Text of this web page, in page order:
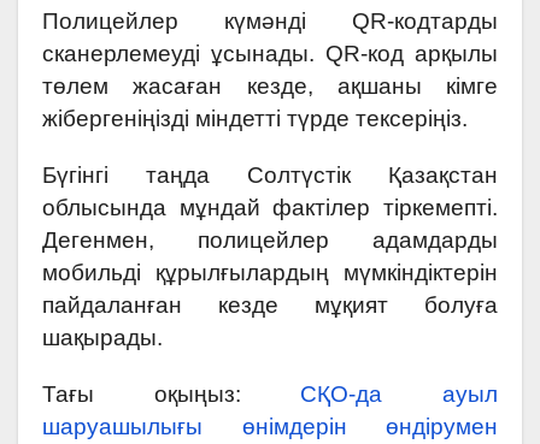
Полицейлер күмәнді QR-кодтарды
сканерлемеуді ұсынады. QR-код арқылы
төлем жасаған кезде, ақшаны кімге
жібергеніңізді міндетті түрде тексеріңіз.
Бүгінгі таңда Солтүстік Қазақстан
облысында мұндай фактілер тіркемепті.
Дегенмен, полицейлер адамдарды
мобильді құрылғылардың мүмкіндіктерін
пайдаланған кезде мұқият болуға
шақырады.
Тағы оқыңыз: СҚО-да ауыл
шаруашылығы өнімдерін өндірумен